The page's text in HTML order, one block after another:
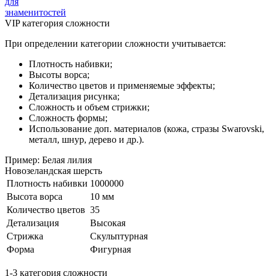
знаменитостей
VIP категория сложности
При определении категории сложности учитывается:
Плотность набивки;
Высоты ворса;
Количество цветов и применяемые эффекты;
Детализация рисунка;
Сложность и объем стрижки;
Сложность формы;
Использование доп. материалов (кожа, стразы Swarovski,
металл, шнур, дерево и др.).
Пример: Белая лилия
Новозеландская шерсть
Плотность набивки 1000000
Высота ворса
10 мм
Количество цветов 35
Детализация
Высокая
Стрижка
Скульптурная
Форма
Фигурная
1-3 категория сложности